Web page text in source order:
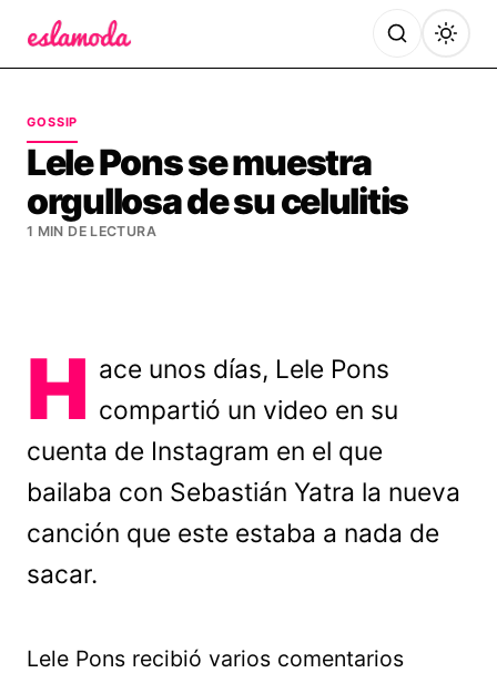
GOSSIP
Lele Pons se muestra
orgullosa de su celulitis
1 MIN DE LECTURA
H ace unos días, Lele Pons
compartió un video en su
cuenta de Instagram en el que
bailaba con Sebastián Yatra la nueva
canción que este estaba a nada de
sacar.
Lele Pons recibió varios comentarios